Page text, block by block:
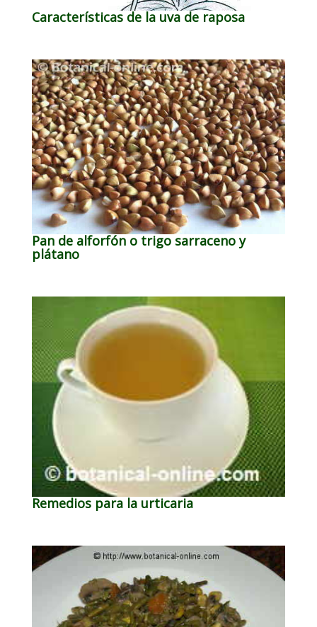
Características de la uva de raposa
Pan de alforfón o trigo sarraceno y
plátano
Remedios para la urticaria